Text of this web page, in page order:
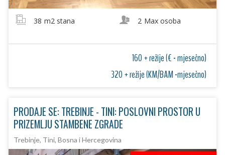
38 m2 stana 2 Max osoba
160 + režije (€ - mjesečno)
320 + režije (KM/BAM -mjesečno)
PRODAJE SE: TREBINJE - TINI: POSLOVNI PROSTOR U
PRIZEMLJU STAMBENE ZGRADE
Trebinje, Tini, Bosna i Hercegovina